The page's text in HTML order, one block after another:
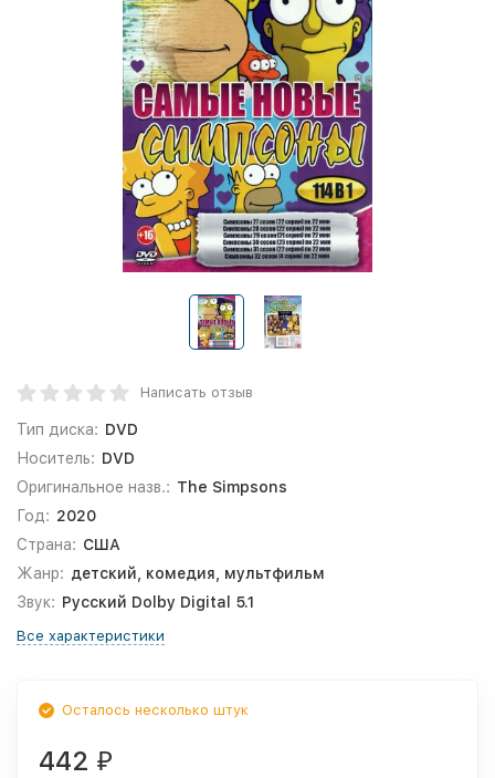
Написать отзыв
Тип диска: DVD
Носитель: DVD
Оригинальное назв.: The Simpsons
Год: 2020
Страна: США
Жанр: детский, комедия, мультфильм
Звук: Русский Dolby Digital 5.1
Все характеристики
Осталось несколько штук
442 ₽